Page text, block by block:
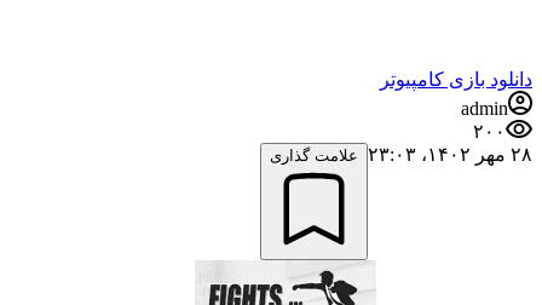
دانلود بازی کامپیوتر
admin
۲۰۰
۲۸ مهر ۱۴۰۲،‏ ۲۳:۰۳
علامت گذاری